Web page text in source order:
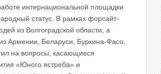
интернациональной площадки
статус. В рамках форсайт-
из Волгоградской области, а
Армении, Беларуси, Буркина-Фасо,
на вопросы, касающиеся
«Юного ястреба» и